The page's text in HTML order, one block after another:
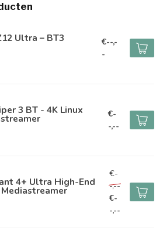
Ultra – BT3
€--,-
-
3 BT - 4K Linux
€-
-,--
4+ Ultra High-End
Mediastreamer
€-
-,--
€-
-,--